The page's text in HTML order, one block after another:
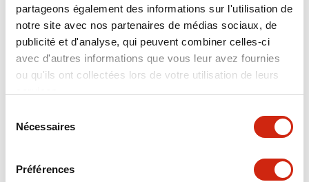
partageons également des informations sur l'utilisation de
notre site avec nos partenaires de médias sociaux, de
publicité et d'analyse, qui peuvent combiner celles-ci
avec d'autres informations que vous leur avez fournies
ou qu'ils ont collectées lors de votre utilisation de leurs
Nécessaires
Préférences
Environmental Specifications
Hardware Specifications
Mechanical Specifications
Performance Specifications
Specifications